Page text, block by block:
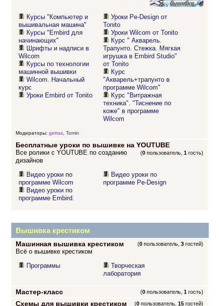
Курсы "Компьютер и
вышивальная машина"
Курсы "Embird для
начинающих"
Шрифты и надписи в
Wilcom
Курсы по технологии
машинной вышивки
Wilcom. Начальный
курс
Уроки Embird от Tonito
Уроки Pe-Design от
Tonito
Уроки Wilcom от Tonito
Курс " Акварель.
Трапунто. Стежка. Мягкая
игрушка в Embird Studio"
от Tonito
Курс
"Акварель+трапунто в
программе Wilcom"
Курс "Витражная
техника". "Тиснение по
коже" в программе
Wilcom
Модераторы: gettas, Tomin
Бесплатные уроки по вышивке на YOUTUBE
(0 пользователь,1 гость)
Все ролики с YOUTUBE по созданию
дизайнов
Видео уроки по
программе Wilcom
Видео уроки по
программе Embird.
Видео уроки по
программе Pe-Design
Вышивка крестиком
Машинная вышивка крестиком (0 пользователь,3 гостей)
Всё о вышивке крестиком
Программы
Творческая
лаборатория
Мастер-класс (0 пользователь,1 гость)
Схемы для вышивки крестиком (0 пользователь,15 гостей)